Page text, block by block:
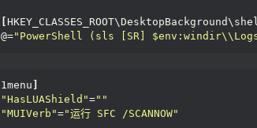
@="PowerShell (sls [SR]
1menu
"HasLUAShield"=""
"MUIVerb"="运行 SFC /SCANNOW"